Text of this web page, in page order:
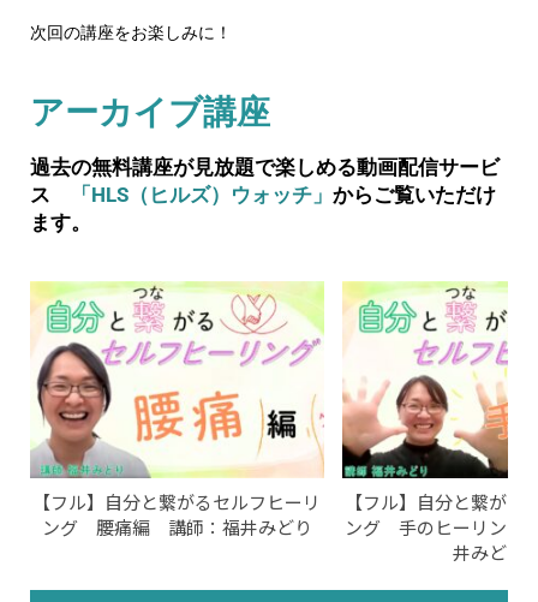
次回の講座をお楽しみに！
アーカイブ講座
過去の無料講座が見放題で楽しめる動画配信サービ
ス
「HLS（ヒルズ）ウォッチ」 からご覧いただけ
ます。
【フル】自分と繋がるセルフヒーリ
ング 腰痛編 講師：福井みどり
【フル】自分と繋がる
ング 手のヒーリング
井みどり